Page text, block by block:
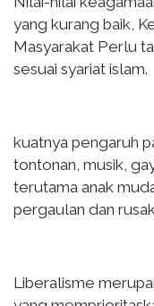
yang kurang baik,
Masyarakat Perlu
sesuai syariat islam.
kuatnya pengaruh
tontonan, musik,
terutama anak
pergaulan dan
Liberalisme